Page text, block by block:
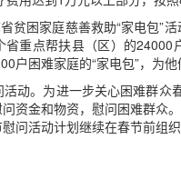
贫困家庭慈善救助“家电包
重点帮扶县（区）的
户困难家庭的“家电包”，为
活动。为进一步关心困难群
资金和物资，慰问困难群
问活动计划继续在春节前